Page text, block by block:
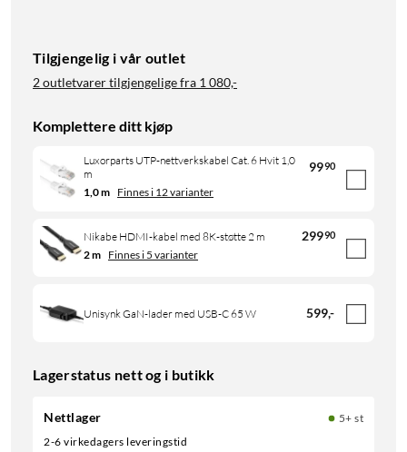
Tilgjengelig i vår outlet
2 outletvarer tilgjengelige fra 1 080,-
Komplettere ditt kjøp
Luxorparts UTP-nettverkskabel Cat. 6 Hvit 1,0
m
9990
1,0 m Finnes i 12 varianter
Nikabe HDMI-kabel med 8K-støtte 2 m 29990
2 m Finnes i 5 varianter
Unisynk GaN-lader med USB-C 65 W 599,-
Lagerstatus nett og i butikk
Nettlager
5+ st
2-6 virkedagers leveringstid